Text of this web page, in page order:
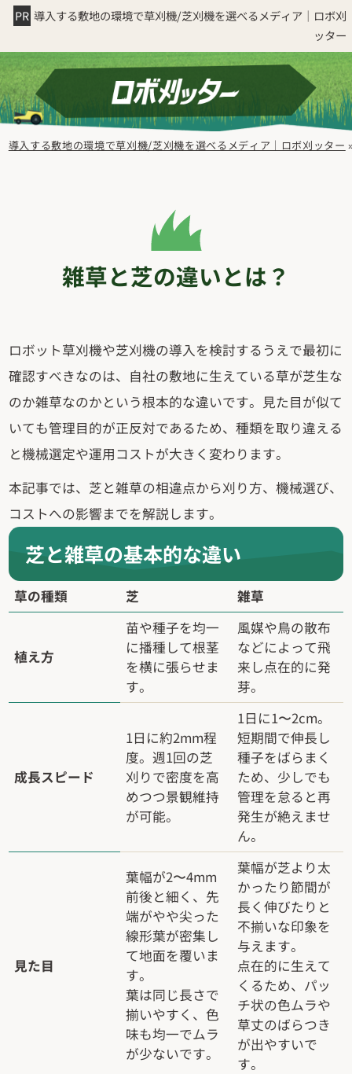
導入する敷地の環境で草刈機/芝刈機を選べるメディア｜ロボ刈
ッター
導入する敷地の環境で草刈機/芝刈機を選べるメディア｜ロボ刈ッター
雑草と芝の違いとは？
ロボット草刈機や芝刈機の導入を検討するうえで最初に
確認すべきなのは、自社の敷地に生えている草が芝生な
のか雑草なのかという根本的な違いです。見た目が似て
いても管理目的が正反対であるため、種類を取り違える
と機械選定や運用コストが大きく変わります。
本記事では、芝と雑草の相違点から刈り方、機械選び、
コストへの影響までを解説します。
芝と雑草の基本的な違い
草の種類 芝 雑草
植え方
苗や種子を均一
に播種して根茎
を横に張らせま
す。
風媒や鳥の散布
などによって飛
来し点在的に発
芽。
成長スピード
1日に約2mm程
度。週1回の芝
刈りで密度を高
めつつ景観維持
が可能。
1日に1〜2cm。
短期間で伸長し
種子をばらまく
ため、少しでも
管理を怠ると再
発生が絶えませ
ん。
見た目
葉幅が2〜4mm
前後と細く、先
端がやや尖った
線形葉が密集し
て地面を覆いま
す。
葉は同じ長さで
揃いやすく、色
味も均一でムラ
が少ないです。
葉幅が芝より太
かったり節間が
長く伸びたりと
不揃いな印象を
与えます。
点在的に生えて
くるため、パッ
チ状の色ムラや
草丈のばらつき
が出やすいで
す。